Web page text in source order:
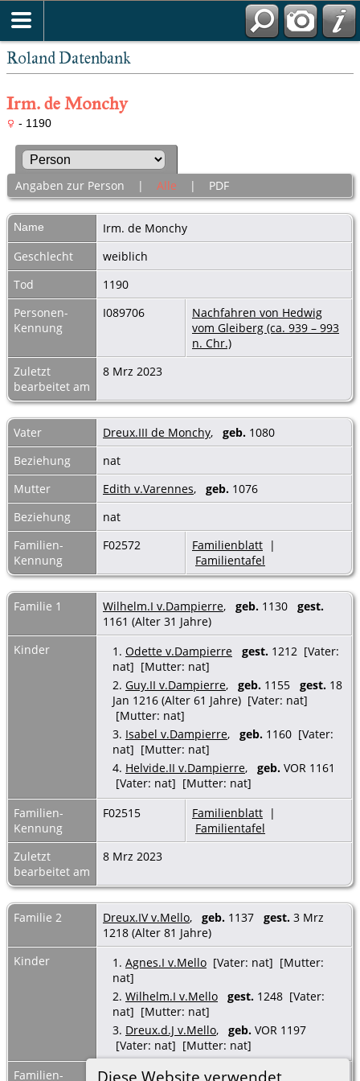
Roland Datenbank
Diese Website verwendet
Irm. de Monchy
- 1190
Angaben zur Person | Alle | PDF
Name Irm. de Monchy
Geschlecht
weiblich
Tod
1190
Personen-
Kennung
I089706
Nachfahren von Hedwig
vom Gleiberg (ca. 939 – 993
n. Chr.)
Zuletzt
bearbeitet am
8 Mrz 2023
Vater Dreux.III de Monchy, geb. 1080
Beziehung
nat
Mutter
Edith v.Varennes, geb. 1076
Beziehung
nat
Familien-
Kennung
F02572 Familienblatt |
Familientafel
Familie 1 Wilhelm.I v.Dampierre, geb. 1130 gest.
1161 (Alter 31 Jahre)
Kinder
1. Odette v.Dampierre gest. 1212 [Vater:
nat] [Mutter: nat]
2. Guy.II v.Dampierre, geb. 1155 gest. 18
Jan 1216 (Alter 61 Jahre) [Vater: nat]
[Mutter: nat]
3. Isabel v.Dampierre, geb. 1160 [Vater:
nat] [Mutter: nat]
4. Helvide.II v.Dampierre, geb. VOR 1161
[Vater: nat] [Mutter: nat]
Familien-
Kennung
F02515 Familienblatt |
Familientafel
Zuletzt
bearbeitet am
8 Mrz 2023
Familie 2 Dreux.IV v.Mello, geb. 1137 gest. 3 Mrz
1218 (Alter 81 Jahre)
Kinder
1. Agnes.I v.Mello [Vater: nat] [Mutter:
nat]
2. Wilhelm.I v.Mello gest. 1248 [Vater:
nat] [Mutter: nat]
3. Dreux.d.J v.Mello, geb. VOR 1197
[Vater: nat] [Mutter: nat]
Familien-
F32949 Familienblatt|